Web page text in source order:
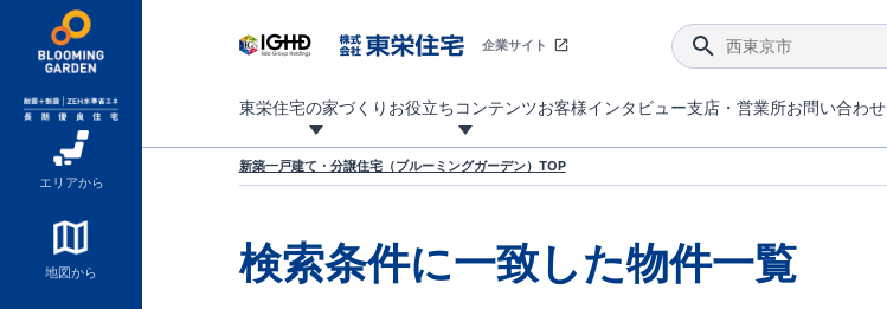
エリアから
地図から
企業サイト
東栄住宅の家づくり お役立ちコンテンツお客様インタビュー支店・営業所お問い合わせ
新築一戸建て・分譲住宅（ブルーミングガーデン）TOP
検索条件に一致した物件一覧